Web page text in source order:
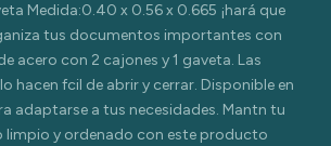
Medida:0.40 x 0.56 x 0.665 ¡hará que
tus documentos importantes con
acero con 2 cajones y 1 gaveta. Las
hacen fcil de abrir y cerrar. Disponible en
adaptarse a tus necesidades. Mantn tu
limpio y ordenado con este producto